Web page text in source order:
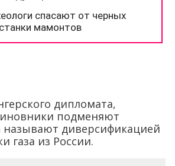
дипломата,
подменяют
называют диверсификацией
газа из России.